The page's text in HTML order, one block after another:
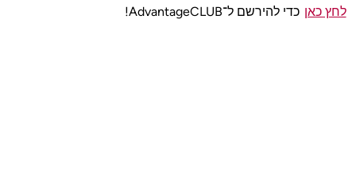
לחץ כאן כדי להירשם ל־AdvantageCLUB!